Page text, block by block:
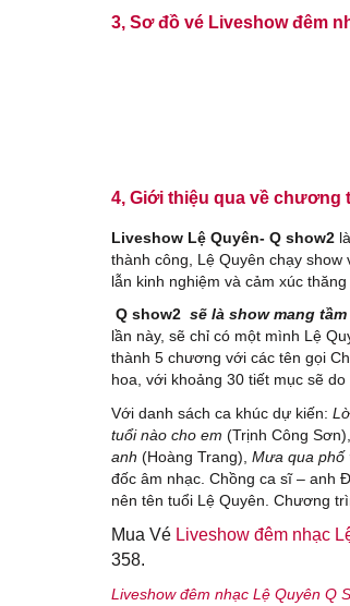
3, Sơ đồ vé Liveshow đêm
4, Giới thiệu qua về chương
Liveshow Lệ Quyên- Q show2
thành công, Lệ Quyên chạy
lẫn kinh nghiệm và cảm xúc thăng
Q show2 sẽ là show mang
lần này, sẽ chỉ có một mình Lệ
thành 5 chương với các tên gọi
hoa, với khoảng 30 tiết mục sẽ do
Với danh sách ca khúc dự kiến:
tuổi nào cho em (Trịnh Công Sơn),
anh (Hoàng Trang), Mưa qua phố
đốc âm nhạc. Chồng ca sĩ – anh
nên tên tuổi Lệ Quyên. Chương
Mua Vé Liveshow đêm nhạc
358.
Liveshow đêm nhạc Lệ Quyên Q